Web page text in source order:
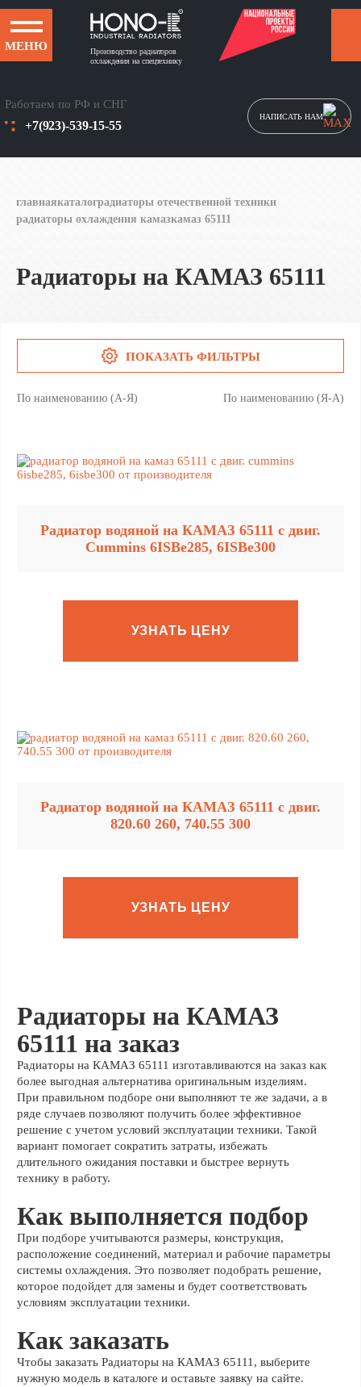
МЕНЮ
Производство радиаторов
охлаждения на спецтехнику
НАПИСАТЬ НАМ
Работаем по РФ и СНГ
+7(923)-539-15-55
главнаякаталоградиаторы отечественной техники
радиаторы охлаждения камазкамаз 65111
Радиаторы на КАМАЗ 65111
ПОКАЗАТЬ ФИЛЬТРЫ
По наименованию (А-Я) По наименованию (Я-А)
Радиатор водяной на КАМАЗ 65111 с двиг.
Cummins 6ISBe285, 6ISBe300
УЗНАТЬ ЦЕНУ
Радиатор водяной на КАМАЗ 65111 с двиг.
820.60 260, 740.55 300
УЗНАТЬ ЦЕНУ
Радиаторы на КАМАЗ
65111 на заказ
Радиаторы на КАМАЗ 65111 изготавливаются на заказ как
более выгодная альтернатива оригинальным изделиям.
При правильном подборе они выполняют те же задачи, а в
ряде случаев позволяют получить более эффективное
решение с учетом условий эксплуатации техники. Такой
вариант помогает сократить затраты, избежать
длительного ожидания поставки и быстрее вернуть
технику в работу.
Как выполняется подбор
При подборе учитываются размеры, конструкция,
расположение соединений, материал и рабочие параметры
системы охлаждения. Это позволяет подобрать решение,
которое подойдет для замены и будет соответствовать
условиям эксплуатации техники.
Как заказать
Чтобы заказать Радиаторы на КАМАЗ 65111, выберите
нужную модель в каталоге и оставьте заявку на сайте.